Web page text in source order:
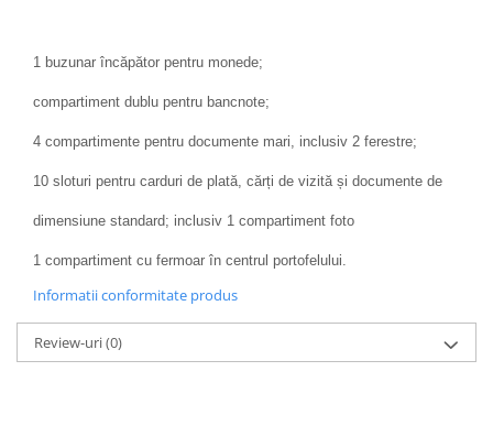
1 buzunar încăpător pentru monede;
compartiment dublu pentru bancnote;
4 compartimente pentru documente mari, inclusiv 2 ferestre;
10 sloturi pentru carduri de plată, cărți de vizită și documente de
dimensiune standard; inclusiv 1 compartiment foto
1 compartiment cu fermoar în centrul portofelului.
Informatii conformitate produs
Review-uri(0)